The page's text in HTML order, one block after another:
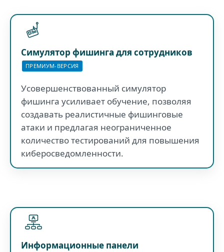
Симулятор фишинга для сотрудников
ПРЕМИУМ-ВЕРСИЯ
Усовершенствованный симулятор
фишинга усиливает обучение, позволяя
создавать реалистичные фишинговые
атаки и предлагая неограниченное
количество тестирований для повышения
киберосведомленности.
Информационные панели